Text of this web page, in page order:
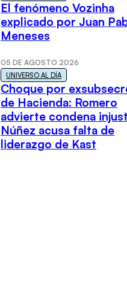
El fenómeno Vozinha
explicado por Juan
Meneses
05 DE AGOSTO 2026
UNIVERSO AL DÍA
Choque por
de Hacienda: Romero
advierte condena
Núñez acusa falta de
liderazgo de Kast